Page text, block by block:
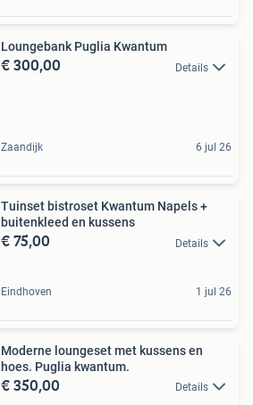
Loungebank Puglia Kwantum
€ 300,00 Details
Zaandijk 6 jul 26
Tuinset bistroset Kwantum Napels +
buitenkleed en kussens
€ 75,00 Details
Eindhoven 1 jul 26
Moderne loungeset met kussens en
hoes. Puglia kwantum.
€ 350,00 Details